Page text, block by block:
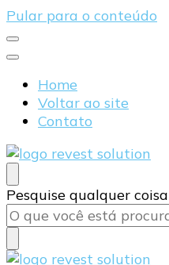
Pular para o conteúdo
Home
Voltar ao site
Contato
Blog Revest Solution
Procurando
algo?
Pesquise qualquer